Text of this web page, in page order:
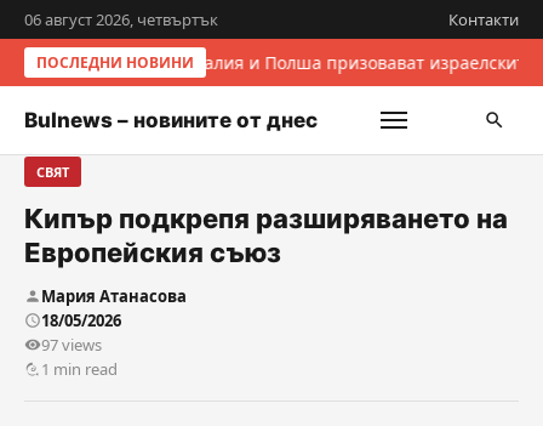
06 август 2026, четвъртък Контакти
ПОСЛЕДНИ НОВИНИИталия и Полша призовават
Bulnews – новините от днес
СВЯТ
Кипър подкрепя разширяването на
Европейския съюз
Мария Атанасова
18/05/2026
97 views
1 min read